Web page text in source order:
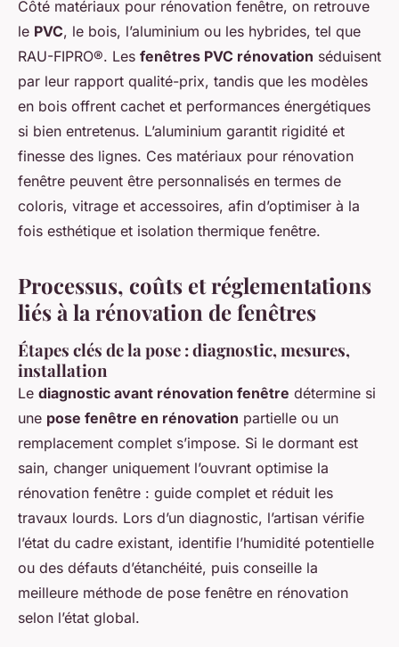
Côté matériaux pour rénovation fenêtre, on retrouve
le PVC, le bois, l’aluminium ou les hybrides, tel que
RAU-FIPRO®. Les fenêtres PVC rénovation séduisent
par leur rapport qualité-prix, tandis que les modèles
en bois offrent cachet et performances énergétiques
si bien entretenus. L’aluminium garantit rigidité et
finesse des lignes. Ces matériaux pour rénovation
fenêtre peuvent être personnalisés en termes de
coloris, vitrage et accessoires, afin d’optimiser à la
fois esthétique et isolation thermique fenêtre.
Processus, coûts et réglementations
liés à la rénovation de fenêtres
Étapes clés de la pose : diagnostic, mesures,
installation
Le diagnostic avant rénovation fenêtre détermine si
une pose fenêtre en rénovation partielle ou un
remplacement complet s’impose. Si le dormant est
sain, changer uniquement l’ouvrant optimise la
rénovation fenêtre : guide complet et réduit les
travaux lourds. Lors d’un diagnostic, l’artisan vérifie
l’état du cadre existant, identifie l’humidité potentielle
ou des défauts d’étanchéité, puis conseille la
meilleure méthode de pose fenêtre en rénovation
selon l’état global.